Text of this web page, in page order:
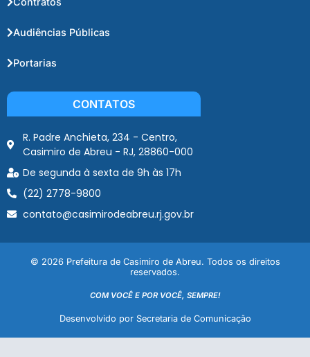
Audiências Públicas
Portarias
CONTATOS
R. Padre Anchieta, 234 - Centro,
Casimiro de Abreu - RJ, 28860-000
De segunda à sexta de 9h às 17h
(22) 2778-9800
contato@casimirodeabreu.rj.gov.br
© 2026 Prefeitura de Casimiro de Abreu. Todos os direitos
reservados.
COM VOCÊ E POR VOCÊ, SEMPRE!
Desenvolvido por Secretaria de Comunicação